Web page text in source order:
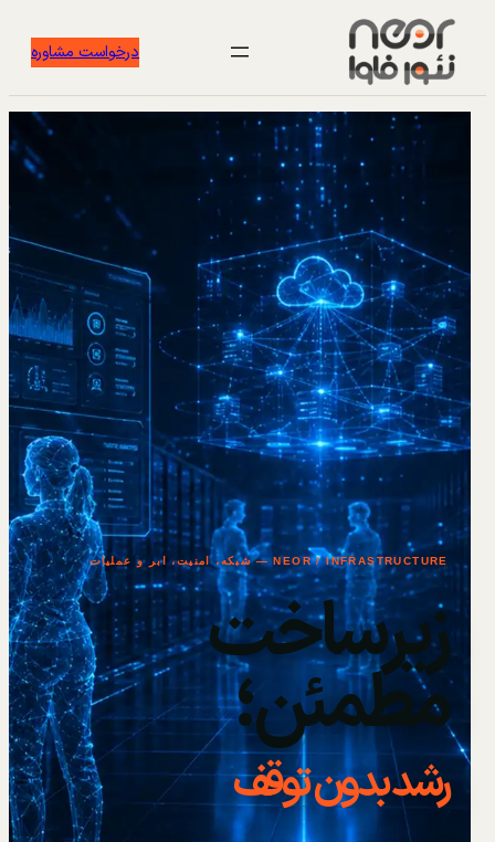
درخواست مشاوره
NEOR / INFRASTRUCTURE — شبکه، امنیت، ابر و عملیات
زیرساخت
مطمئن؛
رشد بدون توقف